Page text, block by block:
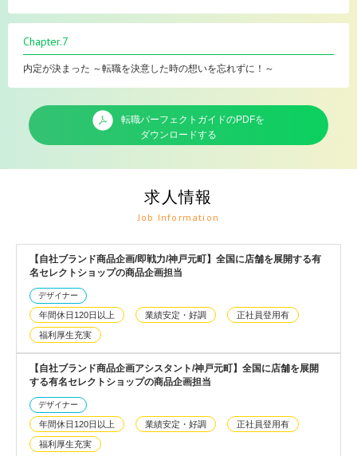
Chapter.7
内定が決まった ～転職を決意した時の想いを忘れずに！～
転職パーフェクトガイドのPDFを
ダウンロードする
求人情報
Job Information
【自社ブランド商品企画/即戦力/神戸元町】全国に店舗を展開する有
名セレクトショップの商品企画担当
デザイナー
年間休日120日以上 業績安定・好調 正社員登用有
福利厚生充実
【自社ブランド商品企画アシスタント/神戸元町】全国に店舗を展開
する有名セレクトショップの商品企画担当
デザイナー
年間休日120日以上 業績安定・好調 正社員登用有
福利厚生充実